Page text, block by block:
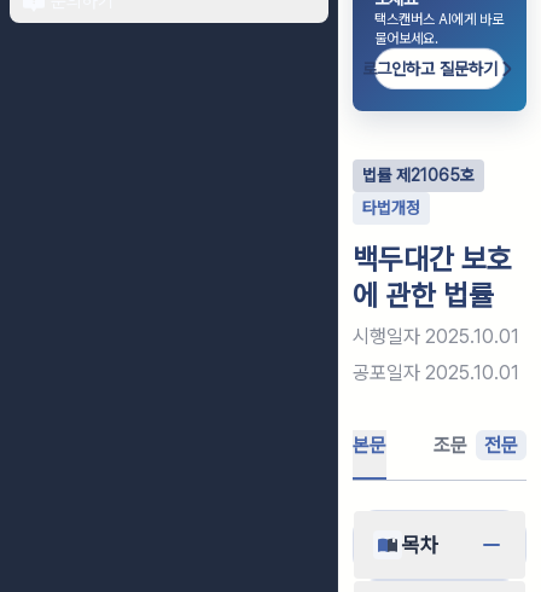
택스캔버스 AI에게 바로
물어보세요.
로그인하고 질문하기
법률제 21065호
타법개정
백두대간 보호
에 관한 법률
시행일자 2025.10.01
공포일자 2025.10.01
본문 조문 전문
목차